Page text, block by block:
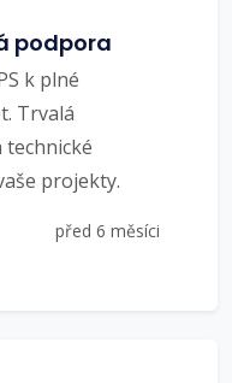
podpora
k plné
Trvalá
projekty.
před 6 měsíci